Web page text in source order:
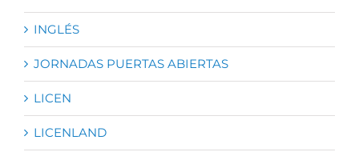
INGLÉS
JORNADAS PUERTAS ABIERTAS
LICEN
LICENLAND